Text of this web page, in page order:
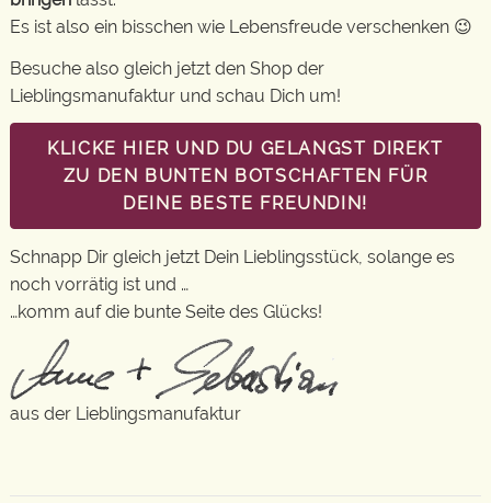
Es ist also ein bisschen wie Lebensfreude verschenken 😉
Besuche also gleich jetzt den Shop der
Lieblingsmanufaktur und schau Dich um!
KLICKE HIER UND DU GELANGST DIREKT
ZU DEN BUNTEN BOTSCHAFTEN FÜR
DEINE BESTE FREUNDIN!
Schnapp Dir gleich jetzt Dein Lieblingsstück, solange es
noch vorrätig ist und …
…komm auf die bunte Seite des Glücks!
aus der Lieblingsmanufaktur